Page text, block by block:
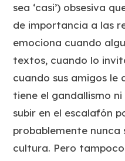
sea ‘casi’) obsesiva
de importancia a las
emociona cuando
textos, cuando lo
cuando sus amigos le
tiene el gandallismo
subir en el escalafón
probablemente nunca
cultura. Pero